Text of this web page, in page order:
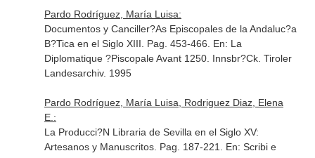
Pardo Rodríguez, María Luisa:
Documentos y Canciller?As Episcopales de la Andaluc?a
B?Tica en el Siglo XIII. Pag. 453-466. En: La
Diplomatique ?Piscopale Avant 1250. Innsbr?Ck. Tiroler
Landesarchiv. 1995
Pardo Rodríguez, María Luisa, Rodriguez Diaz, Elena
E.:
La Producci?N Libraria de Sevilla en el Siglo XV:
Artesanos y Manuscritos. Pag. 187-221. En: Scribi e